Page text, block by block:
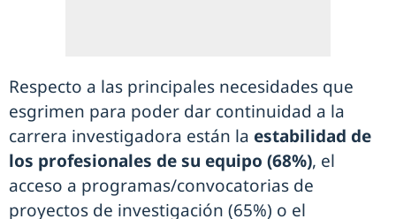
Respecto a las principales necesidades que
esgrimen para poder dar continuidad a la
carrera investigadora están la estabilidad de
los profesionales de su equipo (68%), el
acceso a programas/convocatorias de
proyectos de investigación (65%) o el